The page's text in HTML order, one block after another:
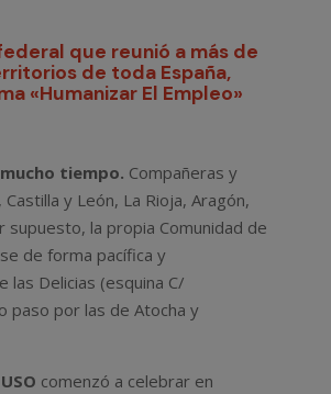
que reunió a más de
de toda España,
«Humanizar El Empleo»
tiempo. Compañeras y
y León, La Rioja, Aragón,
supuesto, la propia Comunidad de
de forma pacífica y
las Delicias (esquina C/
paso por las de Atocha y
USO comenzó a celebrar en